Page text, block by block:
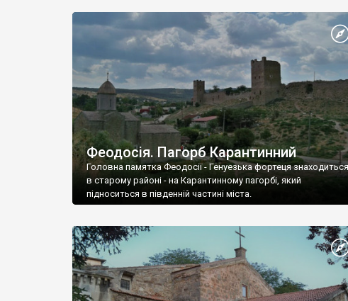
Феодосія. Пагорб Карантинний
Головна памятка Феодосії - Генуезька фортеця знаходиться
в старому районі - на Карантинному пагорбі, який
підноситься в південній частині міста.